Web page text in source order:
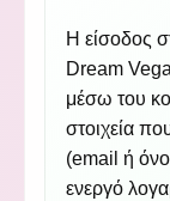
Η είσοδος
Dream
μέσω του
στοιχεία
(email ή
ενεργό